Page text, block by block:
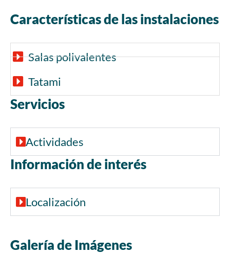
Características de las instalaciones
Salas polivalentes
Tatami
Servicios
Actividades
Información de interés
Localización
Galería de Imágenes